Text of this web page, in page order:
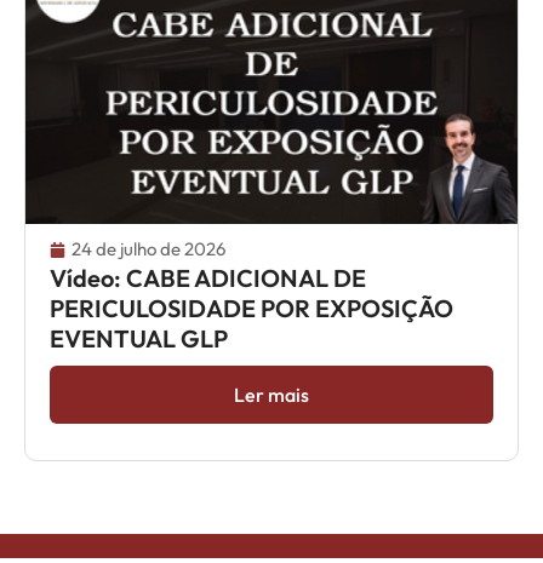
24 de julho de 2026
Vídeo: CABE ADICIONAL DE
PERICULOSIDADE POR EXPOSIÇÃO
EVENTUAL GLP
Ler mais